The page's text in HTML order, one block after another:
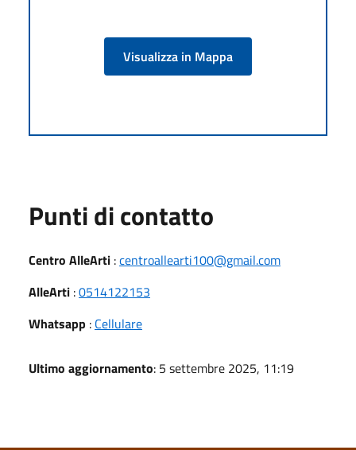
Visualizza in Mappa
Punti di contatto
Centro AlleArti :centroallearti100@gmail.com
AlleArti :0514122153
Whatsapp : Cellulare
Ultimo aggiornamento: 5 settembre 2025, 11:19